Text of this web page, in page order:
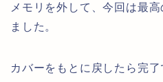
メモリを外して、今回は最
ました。
カバーをもとに戻したら完了